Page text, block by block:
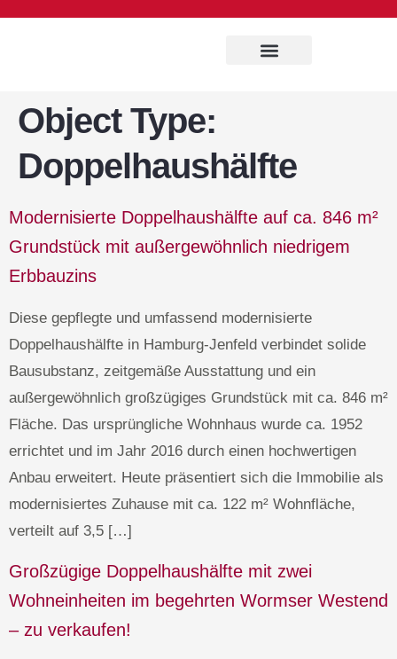
Object Type:
Doppelhaushälfte
Modernisierte Doppelhaushälfte auf ca. 846 m²
Grundstück mit außergewöhnlich niedrigem
Erbbauzins
Diese gepflegte und umfassend modernisierte
Doppelhaushälfte in Hamburg-Jenfeld verbindet solide
Bausubstanz, zeitgemäße Ausstattung und ein
außergewöhnlich großzügiges Grundstück mit ca. 846 m²
Fläche. Das ursprüngliche Wohnhaus wurde ca. 1952
errichtet und im Jahr 2016 durch einen hochwertigen
Anbau erweitert. Heute präsentiert sich die Immobilie als
modernisiertes Zuhause mit ca. 122 m² Wohnfläche,
verteilt auf 3,5 […]
Großzügige Doppelhaushälfte mit zwei
Wohneinheiten im begehrten Wormser Westend
– zu verkaufen!